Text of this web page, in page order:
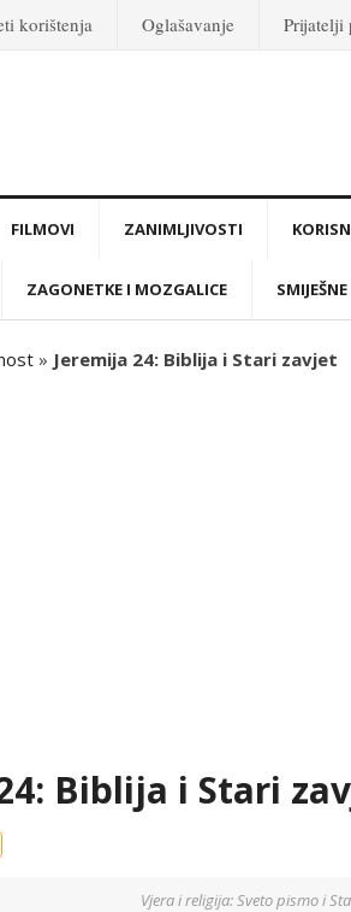
korištenja Oglašavanje Prijatelji
FILMOVI ZANIMLJIVOSTI
ZAGONETKE I MOZGALICE
» Jeremija 24: Biblija i Stari zavjet
Biblija i Stari
Vjera i religija: Sveto pismo i